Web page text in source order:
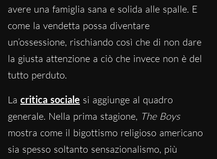
avere una famiglia sana e solida alle spalle. E
come la vendetta possa diventare
un’ossessione, rischiando così che di non dare
la giusta attenzione a ciò che invece non è del
tutto perduto.
La critica sociale si aggiunge al quadro
generale. Nella prima stagione, The Boys
mostra come il bigottismo religioso americano
sia spesso soltanto sensazionalismo, più